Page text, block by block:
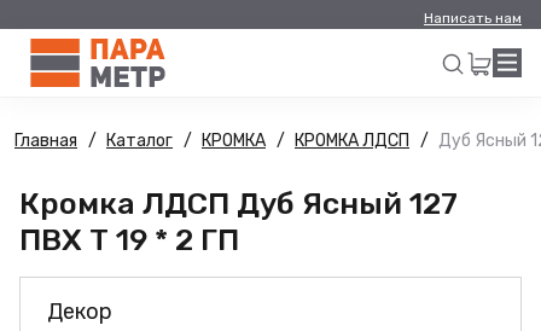
Написать нам
Искать
Главная Каталог КРОМКА КРОМКА ЛДСП Дуб Ясный
Кромка ЛДСП Дуб Ясный 127
ПВХ Т 19 * 2 ГП
Декор